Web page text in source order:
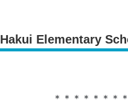
Hakui Elementary
＊＊＊＊＊＊＊